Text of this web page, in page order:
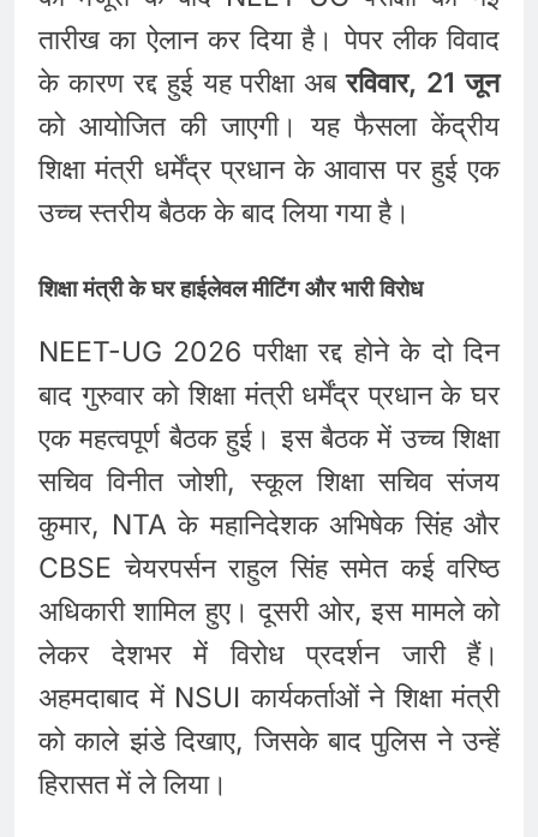
तारीख का ऐलान कर दिया है। पेपर लीक विवाद
के कारण रद्द हुई यह परीक्षा अबरविवार, 21 जून
को आयोजित की जाएगी। यह फैसला केंद्रीय
शिक्षा मंत्री धर्मेंद्र प्रधान के आवास पर हुई एक
उच्च स्तरीय बैठक के बाद लिया गया है।
शिक्षा मंत्री के घर हाईलेवल मीटिंग और भारी विरोध
NEET-UG 2026 परीक्षा रद्द होने के दो दिन
बाद गुरुवार को शिक्षा मंत्री धर्मेंद्र प्रधान के घर
एक महत्वपूर्ण बैठक हुई। इस बैठक में उच्च शिक्षा
सचिव विनीत जोशी, स्कूल शिक्षा सचिव संजय
कुमार, NTA के महानिदेशक अभिषेक सिंह और
CBSE चेयरपर्सन राहुल सिंह समेत कई वरिष्ठ
अधिकारी शामिल हुए। दूसरी ओर, इस मामले को
लेकर देशभर में विरोध प्रदर्शन जारी हैं।
अहमदाबाद में NSUI कार्यकर्ताओं ने शिक्षा मंत्री
को काले झंडे दिखाए, जिसके बाद पुलिस ने उन्हें
हिरासत में ले लिया।